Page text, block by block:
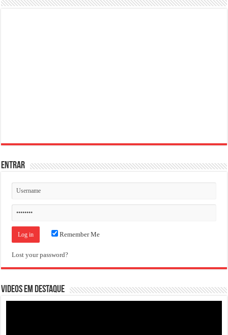
ENTRAR
Remember Me
Lost your password?
VIDEOS EM DESTAQUE